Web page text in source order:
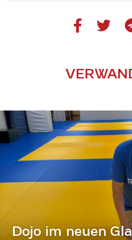
Dojo im neuen